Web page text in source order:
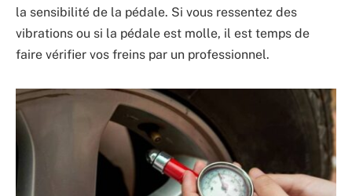
la sensibilité de la pédale. Si vous ressentez des
vibrations ou si la pédale est molle, il est temps de
faire vérifier vos freins par un professionnel.